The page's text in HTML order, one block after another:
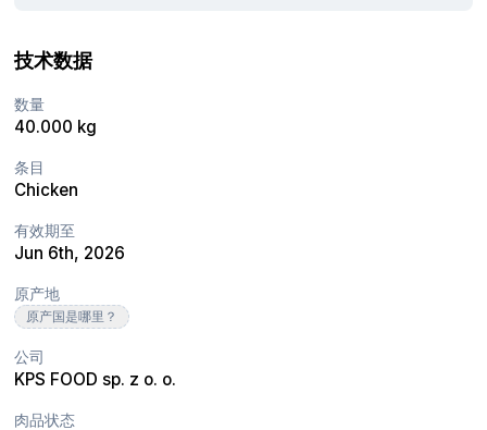
技术数据
数量
40.000 kg
条目
Chicken
有效期至
Jun 6th, 2026
原产地
原产国是哪里？
公司
KPS FOOD sp. z o. o.
肉品状态